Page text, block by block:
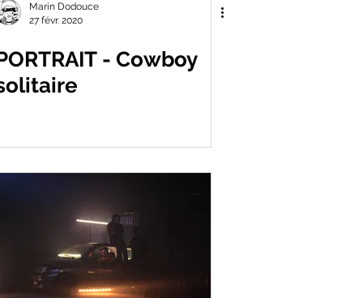
Marin Dodouce
27 févr. 2020
- Cowboy